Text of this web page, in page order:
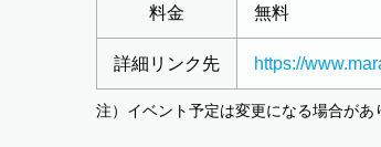
料金 無料
詳細リンク先 https://
注）イベント予定は変更になる場合があ